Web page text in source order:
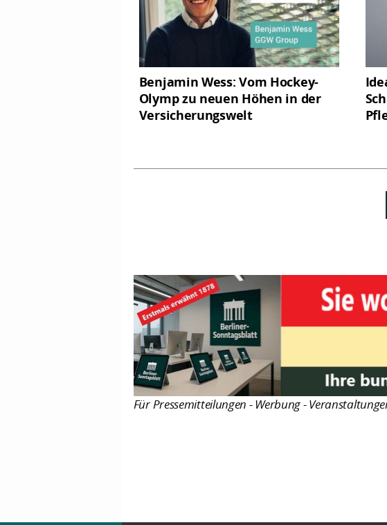
Benjamin Wess: Vom Hockey-
Olymp zu neuen Höhen in der
Versicherungswelt
Für Pressemitteilungen - Werbung -